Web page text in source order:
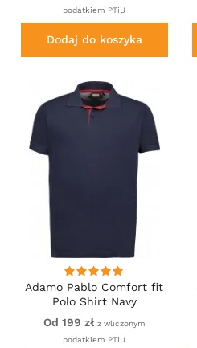
podatkiem PTiU
Dodaj do koszyka
Adamo Pablo Comfort fit
Polo Shirt Navy
Od 199 zł z wliczonym
podatkiem PTiU